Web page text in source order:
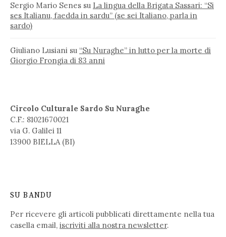
Sergio Mario Senes su La lingua della Brigata Sassari: “Si
ses Italianu, faedda in sardu” (se sei Italiano, parla in
sardo)
Giuliano Lusiani su “Su Nuraghe” in lutto per la morte di
Giorgio Frongia di 83 anni
Circolo Culturale Sardo Su Nuraghe
C.F.: 81021670021
via G. Galilei 11
13900 BIELLA (BI)
SU BANDU
Per ricevere gli articoli pubblicati direttamente nella tua
casella email, iscriviti alla nostra newsletter.